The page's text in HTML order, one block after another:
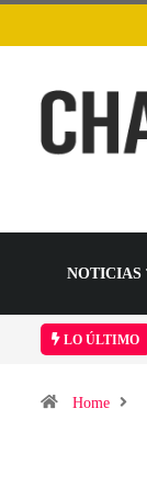
NOTICIAS
LO ÚLTIMO
Home